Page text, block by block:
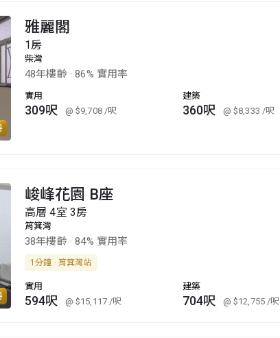
雅麗閣
1房
柴灣
48年樓齡 ·86% 實用率
實用
309呎 @ $9,708 /呎
建築
360呎 @ $8,333 /呎
峻峰花園 B座
高層 4室 3房
筲箕灣
38年樓齡 ·84% 實用率
1分鐘 · 筲箕灣站
實用
594呎 @ $15,117/呎
建築
704呎 @ $12,755/呎